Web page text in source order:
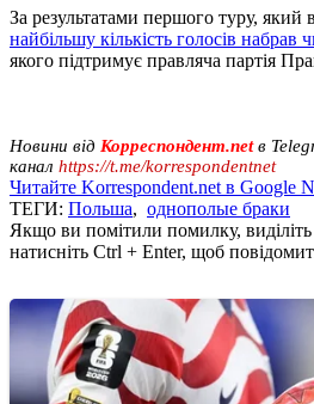
За результатами першого туру, який
найбільшу кількість голосів
якого підтримує правляча партія
Новини від Корреспондент.netв
канал https://t.me/korrespondentnet
Читайте Korrespondent.net в Google
ТЕГИ: Польша, однополые браки
Якщо ви помітили помилку, виділіть
натисніть Ctrl + Enter, щоб